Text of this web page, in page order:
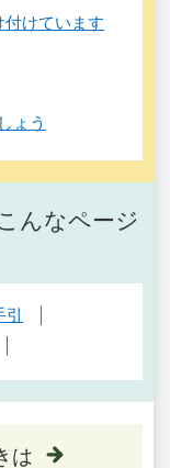
けています
ょう
んなページ
引
は